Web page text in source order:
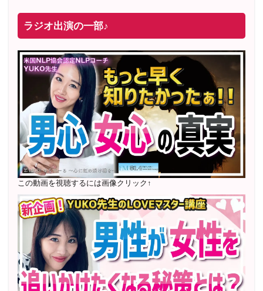
2025年4月〜 altruismコミュニティ×講座オンラインサ
2025年5月〜 FMラジオ79.9「LOVEマスター講座」準
レギュラー出演中！
2023年12月〜 FM81.4ラジオFMハイホー「LOVEマス
ター講座」準レギュラー出演中！
〜2025年5月 個別セッション相談実績 1500名越え
2022年6月〜24年7月 自己肯定感を高めるメールレッス
ン1000名以上参加
〜2024年7月 恋愛テキスト動画セット販売実績
2022年7月〜12月 グループセッション開始 限定10名
様 随時満席
ラジオ出演の一部♪
この動画を視聴するには画像クリック↑